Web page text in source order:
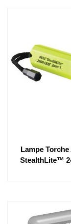
Lampe Torche
StealthLite™